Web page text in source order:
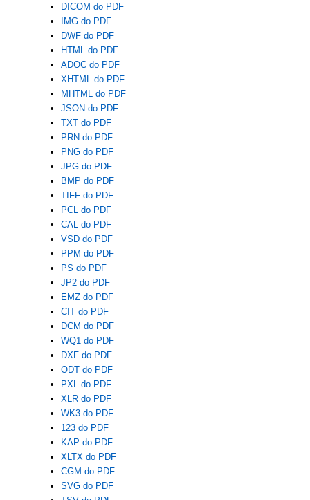
DICOM do PDF
IMG do PDF
DWF do PDF
HTML do PDF
ADOC do PDF
XHTML do PDF
MHTML do PDF
JSON do PDF
TXT do PDF
PRN do PDF
PNG do PDF
JPG do PDF
BMP do PDF
TIFF do PDF
PCL do PDF
CAL do PDF
VSD do PDF
PPM do PDF
PS do PDF
JP2 do PDF
EMZ do PDF
CIT do PDF
DCM do PDF
WQ1 do PDF
DXF do PDF
ODT do PDF
PXL do PDF
XLR do PDF
WK3 do PDF
123 do PDF
KAP do PDF
XLTX do PDF
CGM do PDF
SVG do PDF